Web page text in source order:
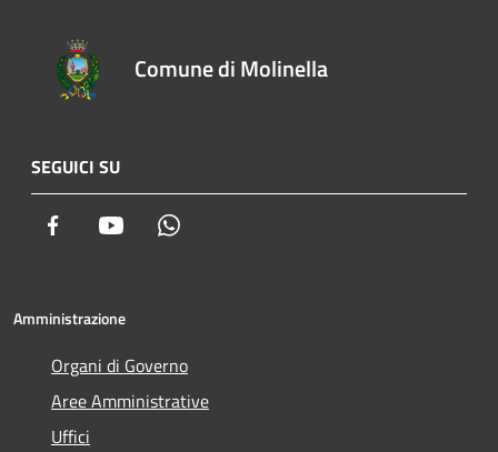
Comune di Molinella
SEGUICI SU
Facebook Youtube
Amministrazione
Organi di Governo
Aree Amministrative
Uffici